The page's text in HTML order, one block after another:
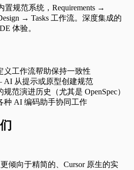
置规范系统，Requirements →
→ Tasks 工作流。深度集成的
体验。
工作流帮助保持一致性
从提示或原型创建规范
范演进历史（尤其是 OpenSpec）
AI 编码助手协同工作
倾向于精简的、Cursor 原生的实